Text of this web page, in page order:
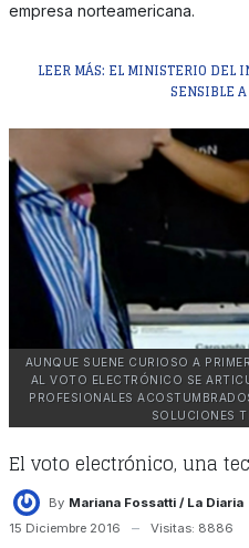
empresa norteamericana.
LEER MÁS: EL MINISTERIO DEL
SENSIBLE
AUNQUE SUENE CURIOSO A
AL VOTO ELECTRÓNICO SE
PROFESIONALES
SOLUCIONES
El voto electrónico, una
By Mariana Fossatti / La Diaria
15 Diciembre 2016
Visitas: 8886